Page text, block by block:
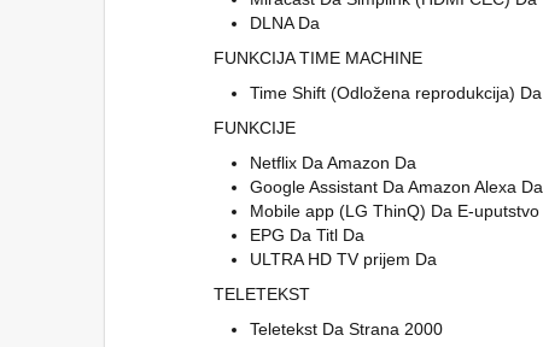
DLNA Da
FUNKCIJA TIME MACHINE
Time Shift (Odložena reprodukcija)
FUNKCIJE
Netflix Da Amazon Da
Google Assistant Da Amazon Alexa Da
Mobile app (LG ThinQ) Da E-uputstvo
EPG Da Titl Da
ULTRA HD TV prijem Da
TELETEKST
Teletekst Da Strana 2000